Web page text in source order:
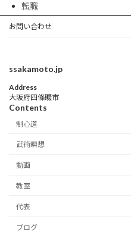
転職
お問い合わせ
ssakamoto.jp
Address
大阪府四條畷市
Contents
制心道
武術瞑想
動画
教室
代表
ブログ